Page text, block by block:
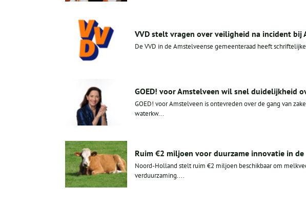
VVD stelt vragen over veiligheid na incident bij
De VVD in de Amstelveense gemeenteraad heeft
GOED! voor Amstelveen wil snel duidelijkheid
GOED! voor Amstelveen is ontevreden over de gang van
waterkw...
Ruim €2 miljoen voor duurzame innovatie in
Noord-Holland stelt ruim €2 miljoen beschikbaar om
verduurzaming....